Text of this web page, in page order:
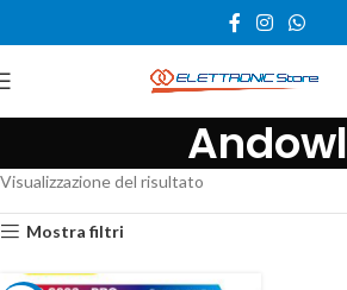
Andowl
Visualizzazione del risultato
Mostra filtri